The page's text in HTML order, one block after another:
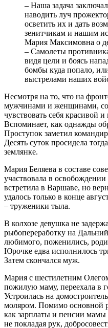
– Наша задача
наводить луч
осветить их и дать
зенитчикам и нашим
Мария Максимовна о
– Самолеты
видя цели и боясь
бомбы куда попало,
выстрелами наших
Несмотря на то, что на
мужчинами и женщинами,
чувствовать себя красивой
Вспоминает, как однажды
Проступок заметил
Десять суток просидела
землянке.
Мария Беляева в составе
участвовала в
встретила в Варшаве, но
удалось только в конце
– труженики тыла.
В колхозе девушка не
рыбопереработку на
любимого, поженились,
Юрочке едва исполнилось
Затем скончался муж.
Мария с шестилетним
пожилую маму, переехала в
Устроилась на
моляром. Помимо основной
как зарплаты и пенсии
не покладая рук,